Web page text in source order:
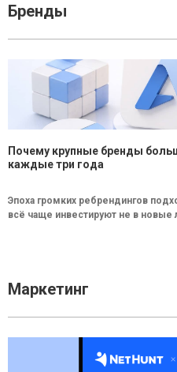
Бренды
Почему крупные бренды
каждые три года
Эпоха громких ребрендингов
всё чаще инвестируют не в новые
Маркетинг